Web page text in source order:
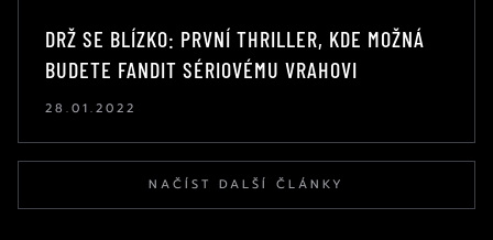
DRŽ SE BLÍZKO: PRVNÍ THRILLER, KDE MOŽNÁ
BUDETE FANDIT SÉRIOVÉMU VRAHOVI
28.01.2022
NAČÍST DALŠÍ ČLÁNKY